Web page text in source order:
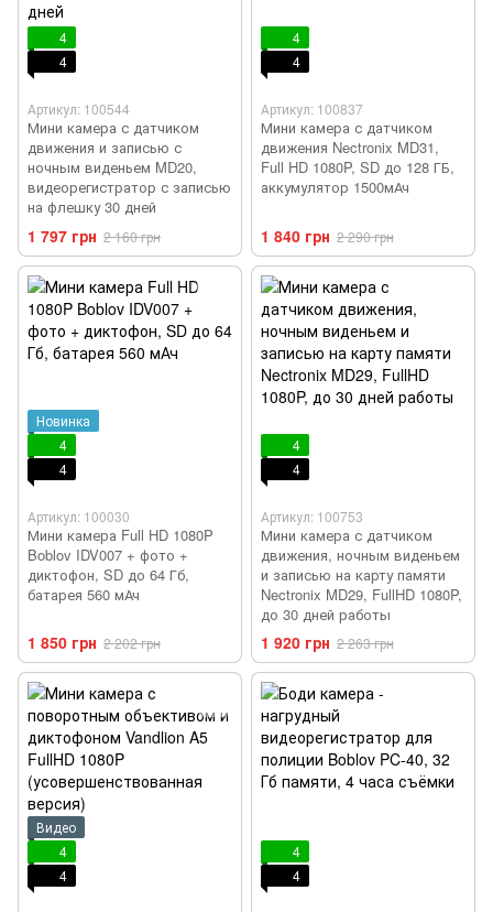
4
4
Артикул: 100544
Мини камера с датчиком
движения и записью с
ночным виденьем MD20,
видеорегистратор с записью
на флешку 30 дней
1 797 грн 2 160 грн
4
4
Артикул: 100837
Мини камера с датчиком
движения Nectronix MD31,
Full HD 1080P, SD до 128 ГБ,
аккумулятор 1500мАч
1 840 грн 2 290 грн
Новинка
4
4
Артикул: 100030
Мини камера Full HD 1080P
Boblov IDV007 + фото +
диктофон, SD до 64 Гб,
батарея 560 мАч
1 850 грн 2 202 грн
4
4
Артикул: 100753
Мини камера с датчиком
движения, ночным виденьем
и записью на карту памяти
Nectronix MD29, FullHD 1080P,
до 30 дней работы
1 920 грн 2 263 грн
Видео
4
4
4
4